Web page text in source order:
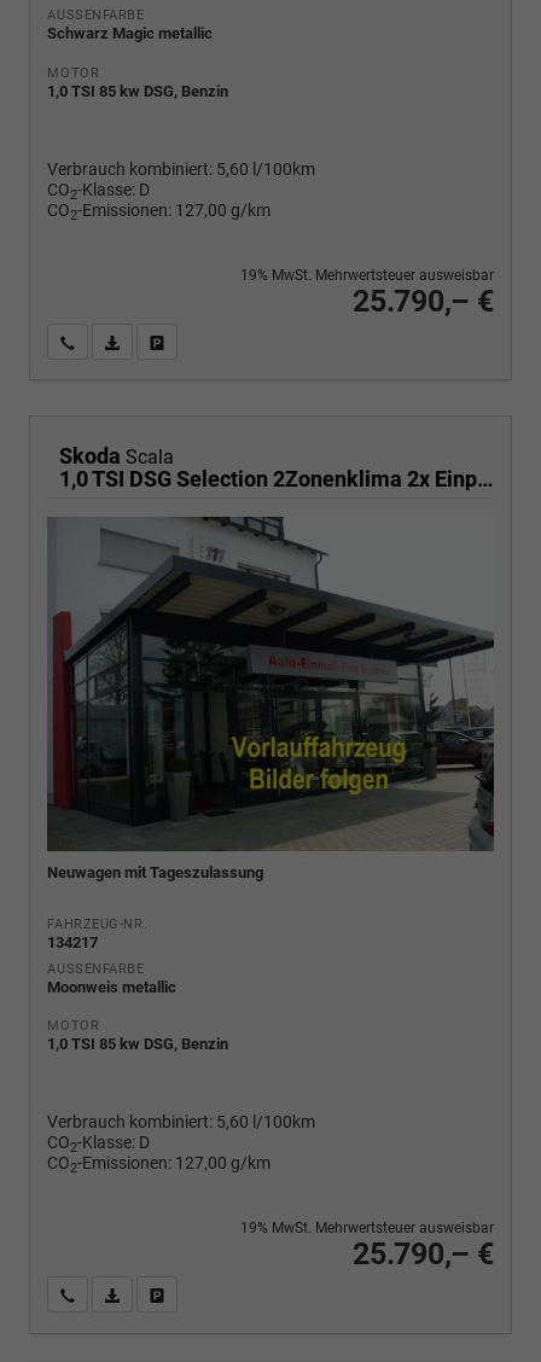
AUSSENFARBE
Schwarz Magic metallic
MOTOR
1,0 TSI 85 kw DSG, Benzin
Verbrauch kombiniert: 5,60 l/100km
CO2-Klasse: D
CO2-Emissionen: 127,00 g/km
25.790,– €
19% MwSt. Mehrwertsteuer ausweisbar
Wir rufen Sie anPDF-Fahrzeugexposé drucken
Skoda Scala
1,0 TSI DSG Selection 2Zonenklima 2x Einparkhilfe Kamera LED el.Heckklappe beheitzte Frontscheibe 5J Garantie
Neuwagen mit Tageszulassung
FAHRZEUG-NR.
134217
AUSSENFARBE
Moonweis metallic
MOTOR
1,0 TSI 85 kw DSG, Benzin
Verbrauch kombiniert: 5,60 l/100km
CO2-Klasse: D
CO2-Emissionen: 127,00 g/km
25.790,– €
19% MwSt. Mehrwertsteuer ausweisbar
Wir rufen Sie anPDF-Fahrzeugexposé drucken